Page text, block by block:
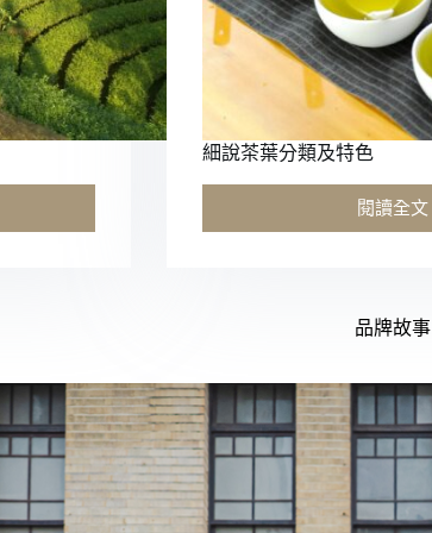
細說茶葉分類及特色
閱讀全文
品牌故事